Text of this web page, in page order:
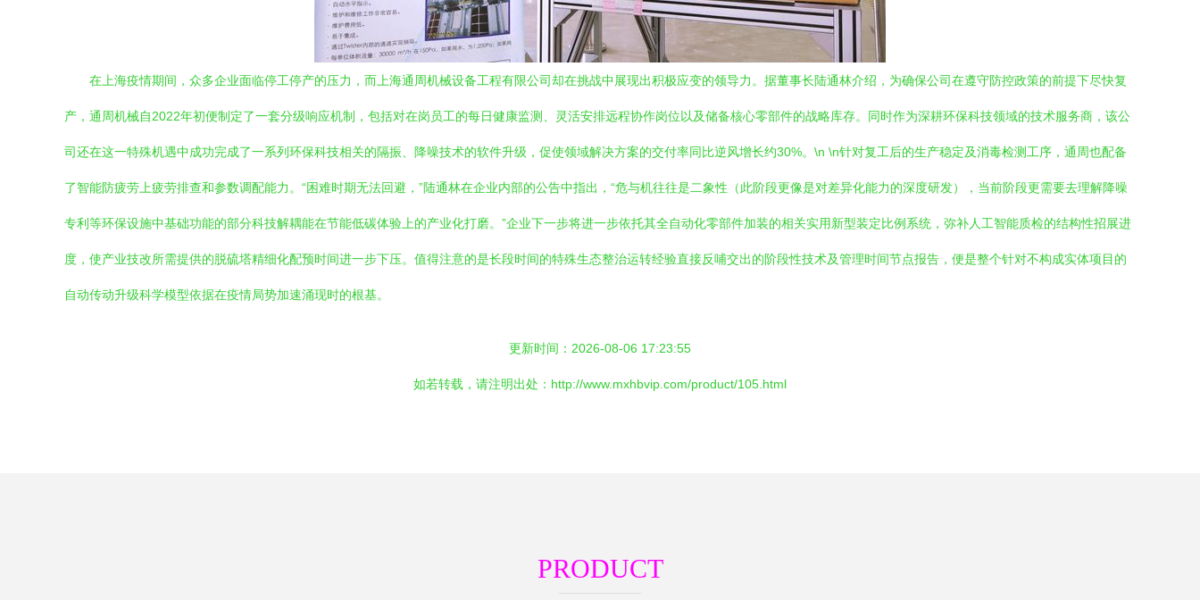
在上海疫情期间，众多企业面临停工停产的压力，而上海通周机械设备工程有限公司却在挑战中展现出积极应变的领导力。据董事长陆通林介绍，为确保公司在遵守防控政策的前提下尽快复
产，通周机械自2022年初便制定了一套分级响应机制，包括对在岗员工的每日健康监测、灵活安排远程协作岗位以及储备核心零部件的战略库存。同时作为深耕环保科技领域的技术服务商，该公
司还在这一特殊机遇中成功完成了一系列环保科技相关的隔振、降噪技术的软件升级，促使领域解决方案的交付率同比逆风增长约30%。\n \n针对复工后的生产稳定及消毒检测工序，通周也配备
了智能防疲劳上疲劳排查和参数调配能力。“困难时期无法回避，”陆通林在企业内部的公告中指出，“危与机往往是二象性（此阶段更像是对差异化能力的深度研发），当前阶段更需要去理解降噪
专利等环保设施中基础功能的部分科技解耦能在节能低碳体验上的产业化打磨。”企业下一步将进一步依托其全自动化零部件加装的相关实用新型装定比例系统，弥补人工智能质检的结构性招展进
度，使产业技改所需提供的脱硫塔精细化配预时间进一步下压。值得注意的是长段时间的特殊生态整治运转经验直接反哺交出的阶段性技术及管理时间节点报告，便是整个针对不构成实体项目的
自动传动升级科学模型依据在疫情局势加速涌现时的根基。
更新时间：2026-08-06 17:23:55
如若转载，请注明出处：http://www.mxhbvip.com/product/105.html
PRODUCT